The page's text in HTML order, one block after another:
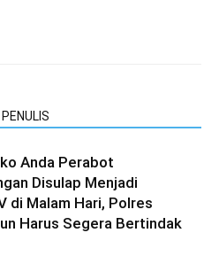
Anda Perabot
Disulap Menjadi
di Malam Hari, Polres
Harus Segera Bertindak